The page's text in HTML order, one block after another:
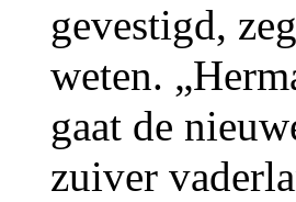
gevestigd,
weten.
gaat de
zuiver